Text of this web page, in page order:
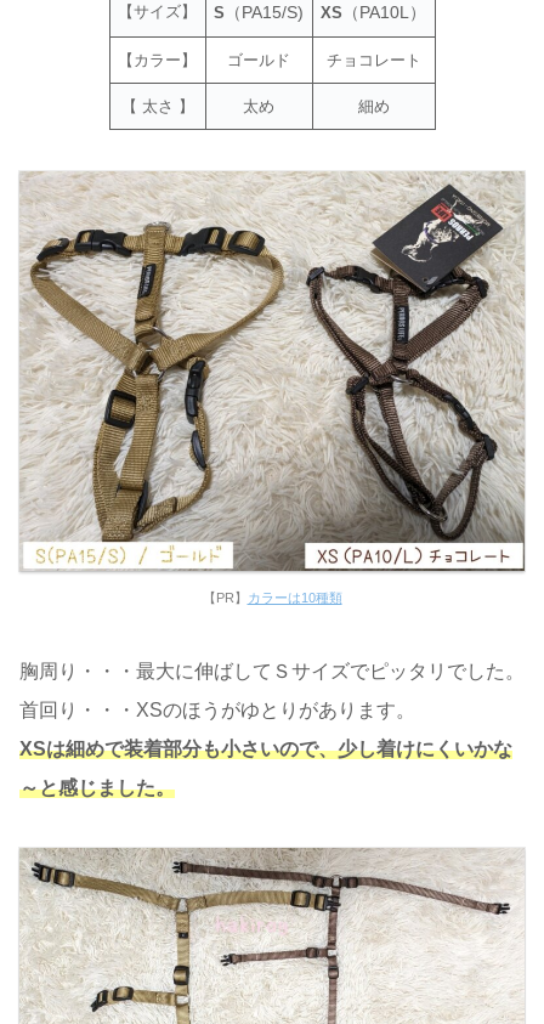
【サイズ】 S （PA15/S) XS （PA10L）
【カラー】 ゴールド チョコレート
【 太さ 】 太め 細め
【PR】 カラーは10種類
胸周り・・・最大に伸ばしてＳサイズでピッタリでした。
首回り・・・XSのほうがゆとりがあります。
XSは細めで装着部分も小さいので、少し着けにくいかな
～と感じました。